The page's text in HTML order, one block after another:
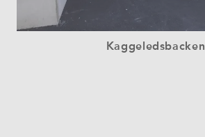
Kaggeledsbacken